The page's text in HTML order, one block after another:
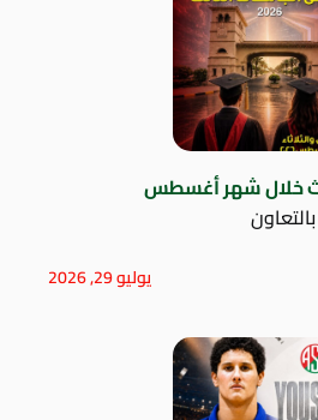
خلال شهر أغسطس
يوليو 29, 2026